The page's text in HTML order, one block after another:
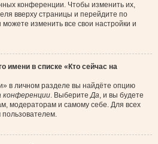
конференции. Чтобы изменить их,
вверху страницы и перейдите по
можете изменить все свои настройки и
имени в списке «Кто сейчас на
в личном разделе вы найдёте опцию
конференции. ВыберитеДа, и вы будете
модераторам и самому себе. Для всех